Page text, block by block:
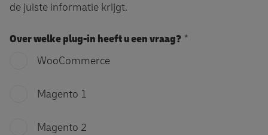
de juiste informatie krijgt.
Over welke plug-in heeft u een vraag?
WooCommerce
Magento 1
Magento 2